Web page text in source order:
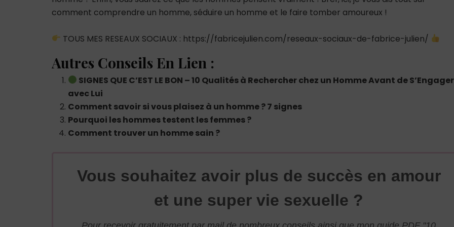
comment comprendre un homme, séduire un homme et le faire tomber amoureux !
TOUS MES RESEAUX SOCIAUX : https://fabricejulien.com/reseaux-sociaux-de-fabrice-julien/
Autres Conseils En Lien :
SIGNES QUE C’EST LE BON – 10 Qualités à Rechercher chez un Homme Avant de S’Engager
avec Lui
Comment savoir si vous plaisez à un homme ? 7 signes
Pourquoi les hommes testent les femmes ?
Comment trouver un homme sain ?
Vous souhaitez avoir plus de succès en amour
et une super vie sexuelle ?